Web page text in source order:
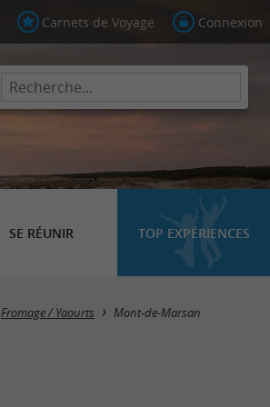
Carnets de Voyage Connexion
SE RÉUNIR TOP EXPÉRIENCES
Masquer la carte
Fromage / Yaourts Mont-de-Marsan